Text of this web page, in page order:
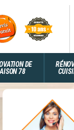
DE
78